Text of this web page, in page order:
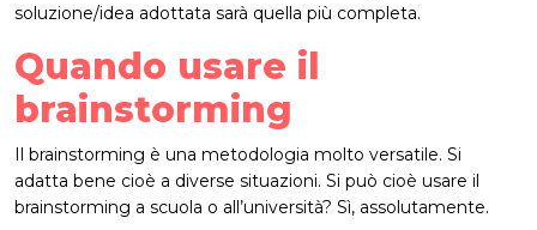
soluzione/idea adottata sarà quella più completa.
Quando usare il
brainstorming
Il brainstorming è una metodologia molto versatile. Si
adatta bene cioè a diverse situazioni. Si può cioè usare il
brainstorming a scuola o all’università? Sì, assolutamente.